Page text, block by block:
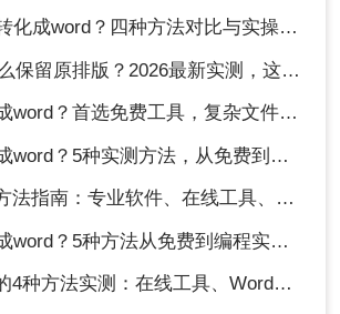
？四种方法对比与实操指南（附详细表格）
版？2026最新实测，这5种方法从免费到专业全搞定！
？首选免费工具，复杂文件再上专业软件！
？5种实测方法，从免费到专业全攻略！
业软件、在线工具、Word内置与改后缀名4种方案对比！
？5种方法从免费到编程实测对比！
实测：在线工具、Word、Adobe与开源软件对比！！